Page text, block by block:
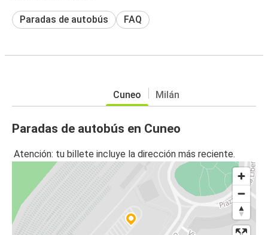
Paradas de autobús FAQ
Cuneo Milán
Paradas de autobús en Cuneo
Atención: tu billete incluye la dirección más reciente.